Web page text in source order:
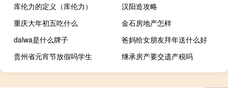
库伦力的定义（库伦力）
汉阳造攻略
重庆大年初五吃什么
金石房地产怎样
dalwa是什么牌子
爸妈给女朋友拜年送什么好
贵州省元宵节放假吗学生
继承房产要交遗产税吗
“要路须民庸”的出处是哪里